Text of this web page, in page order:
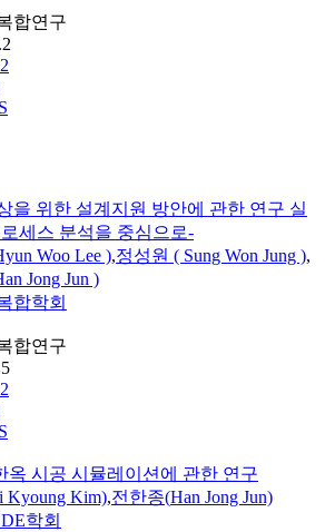
합연구
2
을 위한 설계지원 방안에 관한 연구 실
세스 분석을 중심으로-
Woo Lee ),정성원 ( Sung Won Jung ),
Jong Jun )
합학회
합연구
2
옥 시공 시뮬레이션에 관한 연구
Kyoung Kim),전한종(Han Jong Jun)
학회